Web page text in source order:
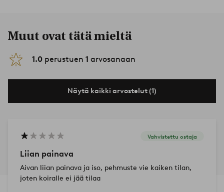
Muut ovat tätä mieltä
1.0 perustuen 1 arvosanaan
Näytä kaikki arvostelut (1)
Vahvistettu ostaja
Liian painava
Aivan liian painava ja iso, pehmuste vie kaiken tilan,
joten koiralle ei jää tilaa